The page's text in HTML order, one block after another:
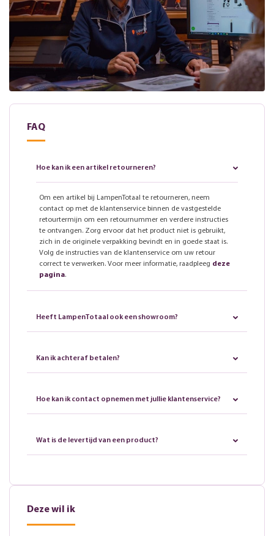
FAQ
Hoe kan ik een artikel retourneren?
Om een artikel bij LampenTotaal te retourneren, neem
contact op met de klantenservice binnen de vastgestelde
retourtermijn om een retournummer en verdere instructies
te ontvangen. Zorg ervoor dat het product niet is gebruikt,
zich in de originele verpakking bevindt en in goede staat is.
Volg de instructies van de klantenservice om uw retour
correct te verwerken. Voor meer informatie, raadpleeg deze
pagina.
Heeft LampenTotaal ook een showroom?
Kan ik achteraf betalen?
Hoe kan ik contact opnemen met jullie klantenservice?
Wat is de levertijd van een product?
Deze wil ik